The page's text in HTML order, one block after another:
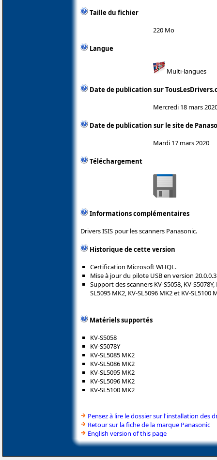
Taille du fichier
220 Mo
Langue
Multi-langues
Date de publication sur
Mercredi 18 mars
Date de publication sur le site de
Mardi 17 mars 2020
Téléchargement
Informations complémentaires
Drivers ISIS pour les scanners Panasonic.
Historique de cette version
Certification Microsoft WHQL.
Mise à jour du pilote USB en version
Support des scanners KV-S5058, KV-
SL5095 MK2, KV-SL5096 MK2 et KV-SL5100
Matériels supportés
KV-S5058
KV-S5078Y
KV-SL5085 MK2
KV-SL5086 MK2
KV-SL5095 MK2
KV-SL5096 MK2
KV-SL5100 MK2
Pensez à lire le dossier sur l'installation des
Retour sur la fiche de la marque Panasonic
English version of this page